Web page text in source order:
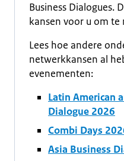
Business Dialogues.
kansen voor u om
Lees hoe andere
netwerkkansen al
evenementen:
Latin American
Dialogue 2026
Combi Days
Asia Business